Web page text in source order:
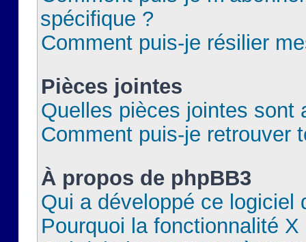
spécifique ?
Comment puis-je résilier
Pièces jointes
Quelles pièces jointes sont
Comment puis-je retrouver
À propos de phpBB3
Qui a développé ce logiciel
Pourquoi la fonctionnalité X